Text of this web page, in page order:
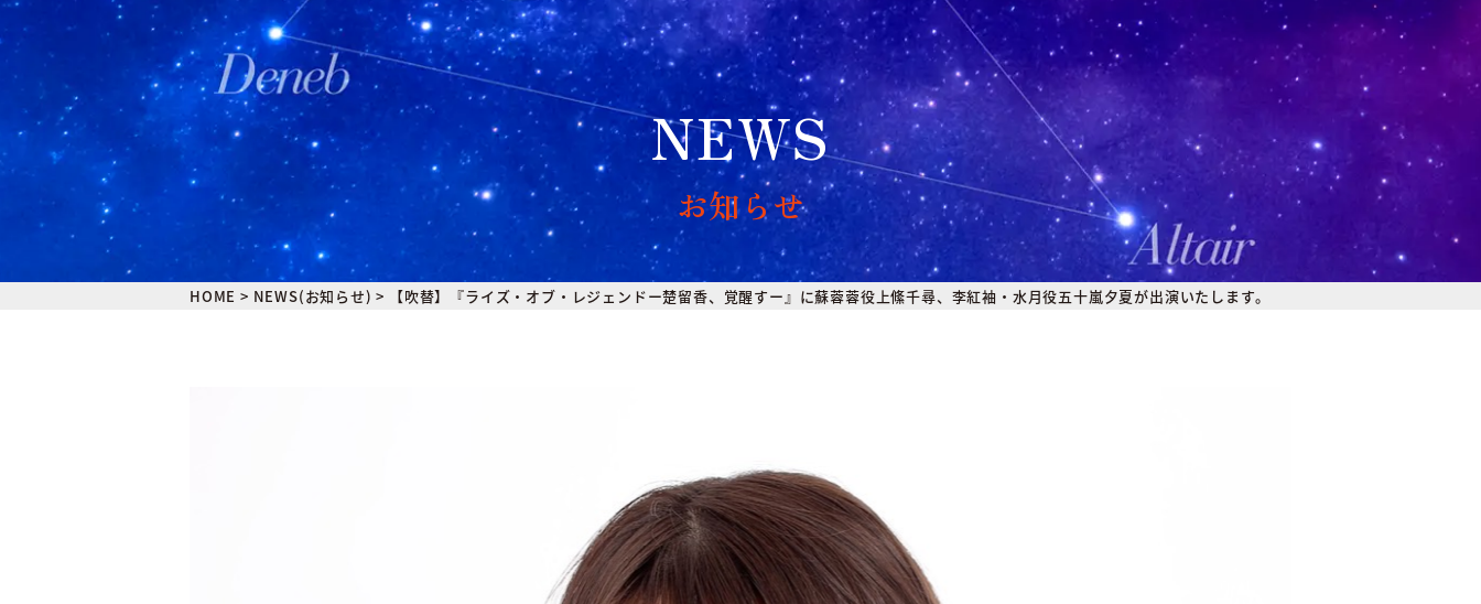
NEWS
お知らせ
HOME > NEWS(お知らせ) > 【吹替】『ライズ・オブ・レジェンドー楚留香、覚醒すー』に蘇蓉蓉役上絛千尋、李紅袖・水月役五十嵐夕夏が出演いたします。